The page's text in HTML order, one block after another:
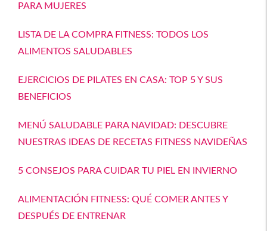
PARA MUJERES
LISTA DE LA COMPRA FITNESS: TODOS LOS
ALIMENTOS SALUDABLES
EJERCICIOS DE PILATES EN CASA: TOP 5 Y SUS
BENEFICIOS
MENÚ SALUDABLE PARA NAVIDAD: DESCUBRE
NUESTRAS IDEAS DE RECETAS FITNESS NAVIDEÑAS
5 CONSEJOS PARA CUIDAR TU PIEL EN INVIERNO
ALIMENTACIÓN FITNESS: QUÉ COMER ANTES Y
DESPUÉS DE ENTRENAR